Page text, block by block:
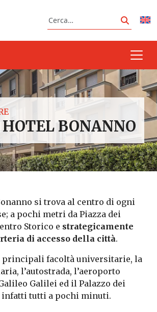
Cerca
Cerca
BONANNO
si trova al centro di ogni
a pochi metri da Piazza dei
Storico e strategicamente
di accesso della città.
principali facoltà universitarie, la
l’autostrada, l’aeroporto
Galilei ed il Palazzo dei
infatti tutti a pochi minuti.